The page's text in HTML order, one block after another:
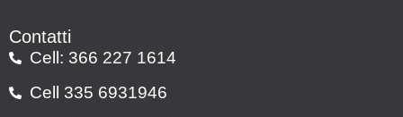
Contatti
Cell: 366 227 1614
Cell 335 6931946